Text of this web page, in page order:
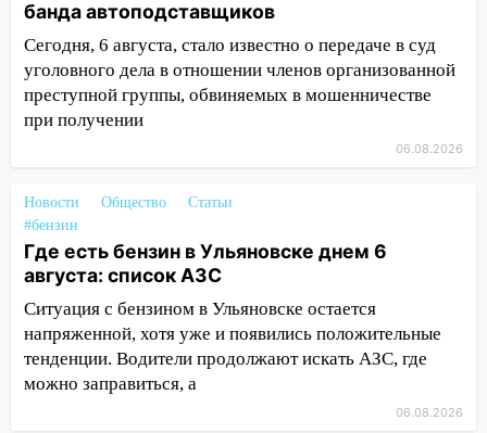
14:01
Инсценировали ДТП и получили
более 4,6 миллиона рублей: перед
судом предстанет банда
автоподставщиков
В Инзе произошел крупный пожар
13:00
В суде защитили репутацию
мужчины, которого необоснованно
обвиняли в жестоком обращении с
животными
12:28 Миллион на «льготниках»: в
Ульяновской области перевозчик
провернул хитрую схему с чужими
проездными
Ульяновский алиментщик накопил
банда автоподставщиков
Сегодня, 6 августа, стало известно о передаче в суд
уголовного дела в отношении членов организованной
преступной группы, обвиняемых в мошенничестве
при получении
06.08.2026
Новости Общество
Статьи
#бензин
Где есть бензин в Ульяновске днем 6
августа: список АЗС
Ситуация с бензином в Ульяновске остается
напряженной, хотя уже и появились положительные
тенденции. Водители продолжают искать АЗС, где
можно заправиться, а
06.08.2026